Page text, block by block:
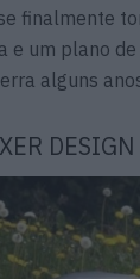
finalmente
um plano
alguns
DESIGN